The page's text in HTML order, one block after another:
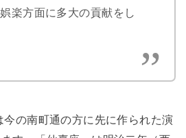
楽方面に多大の貢献をし
今の南町通の方に先に作られた演